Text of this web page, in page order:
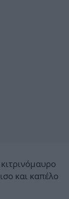
και καπέλο